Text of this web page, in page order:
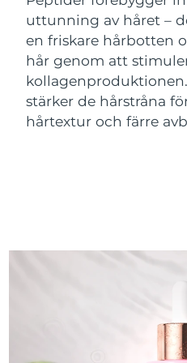
uttunning av håret –
en friskare hårbotten
hår genom att
stärker de hårstråna
hårtextur och färre
Macao SAR
Malaysia
Malta